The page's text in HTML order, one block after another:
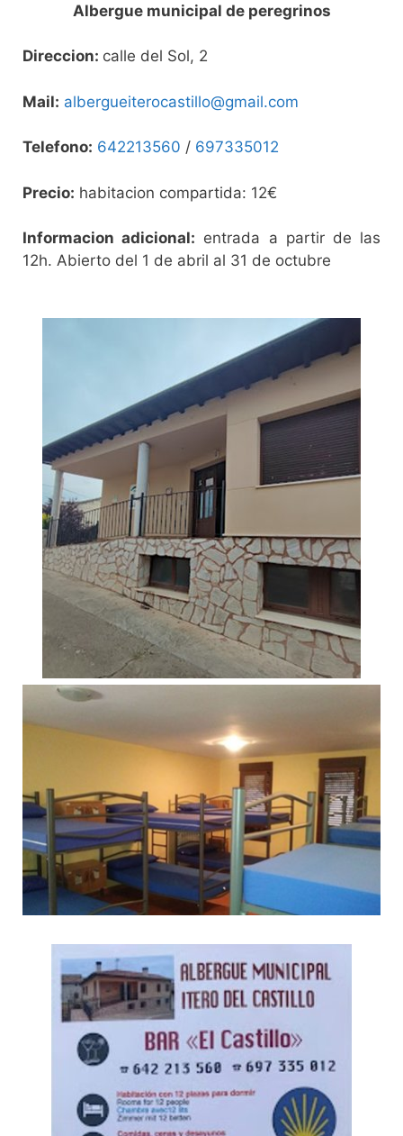
Albergue municipal de peregrinos
Direccion: calle del Sol, 2
Mail: albergueiterocastillo@gmail.com
Telefono: 642213560 / 697335012
Precio: habitacion compartida: 12€
Informacion adicional: entrada a partir de las
12h. Abierto del 1 de abril al 31 de octubre